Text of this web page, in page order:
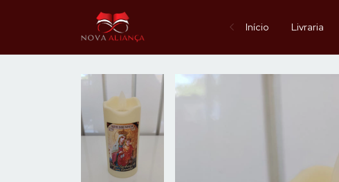
Início Livraria